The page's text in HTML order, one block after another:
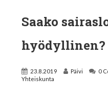
Saako
hyödyllinen?
23.8.2019 Päivi 0
Yhteiskunta